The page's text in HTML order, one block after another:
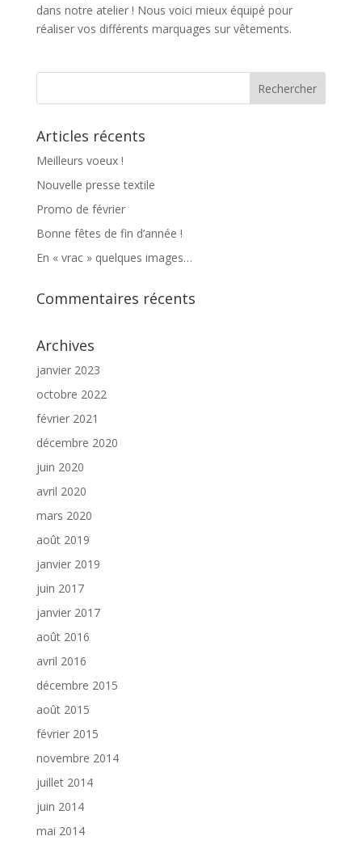
dans notre atelier ! Nous voici mieux équipé pour
réaliser vos différents marquages sur vêtements.
Articles récents
Meilleurs voeux !
Nouvelle presse textile
Promo de février
Bonne fêtes de fin d’année !
En « vrac » quelques images…
Commentaires récents
Archives
janvier 2023
octobre 2022
février 2021
décembre 2020
juin 2020
avril 2020
mars 2020
août 2019
janvier 2019
juin 2017
janvier 2017
août 2016
avril 2016
décembre 2015
août 2015
février 2015
novembre 2014
juillet 2014
juin 2014
mai 2014